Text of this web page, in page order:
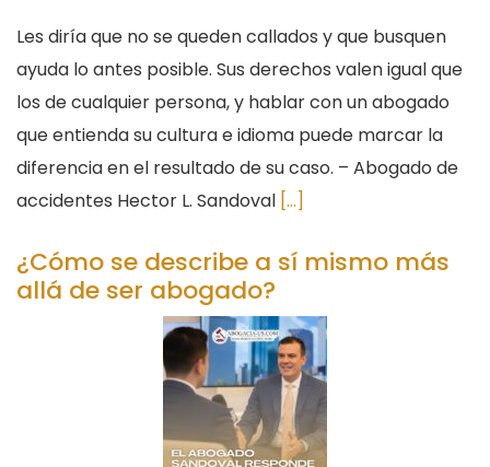
Les diría que no se queden callados y que busquen
ayuda lo antes posible. Sus derechos valen igual que
los de cualquier persona, y hablar con un abogado
que entienda su cultura e idioma puede marcar la
diferencia en el resultado de su caso. – Abogado de
accidentes Hector L. Sandoval [...]
¿Cómo se describe a sí mismo más
allá de ser abogado?